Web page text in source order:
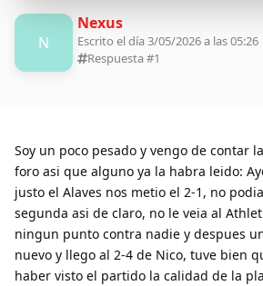
N
Nexus
Escrito el día 3/05/2026 a las 05:26
Respuesta #1
Soy un poco pesado y vengo de contar
foro asi que alguno ya la habra leido:
justo el Alaves nos metio el 2-1, no
segunda asi de claro, no le veia al
ningun punto contra nadie y despues
nuevo y llego al 2-4 de Nico, tuve bien
haber visto el partido la calidad de la